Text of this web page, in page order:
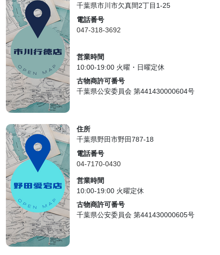
千葉県市川市欠真間2丁目1-25
電話番号
047-318-3692
営業時間
10:00-19:00 火曜・日曜定休
古物商許可番号
千葉県公安委員会 第441430000604号
住所
千葉県野田市野田787-18
電話番号
04-7170-0430
営業時間
10:00-19:00 火曜定休
古物商許可番号
千葉県公安委員会 第441430000605号